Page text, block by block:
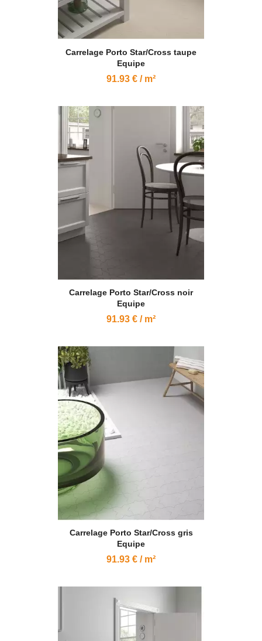
Carrelage Porto Star/Cross taupe
Equipe
91.93 € / m²
Carrelage Porto Star/Cross noir
Equipe
91.93 € / m²
Carrelage Porto Star/Cross gris
Equipe
91.93 € / m²